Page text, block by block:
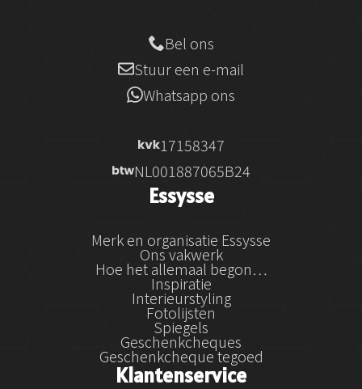
Bel ons
Stuur een e-mail
Whatsapp ons
17158347
NL001887065B24
Essysse
Merk en organisatie Essysse
Ons vakwerk
Hoe het allemaal begon…
Inspiratie
Interieurstyling
Fotolijsten
Spiegels
Geschenkcheques
Geschenkcheque tegoed
Klantenservice